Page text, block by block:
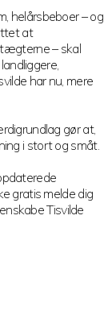
helårsbeboer – og
at
– skal
har nu, mere
gør at,
i stort og småt.
gratis melde dig
Tisvilde